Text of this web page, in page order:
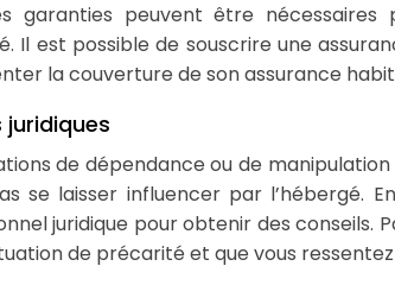
garanties peuvent être
Il est possible de souscrire une
la couverture de son assurance
juridiques
de dépendance ou de
se laisser influencer par l’hébergé.
juridique pour obtenir des conseils.
de précarité et que vous